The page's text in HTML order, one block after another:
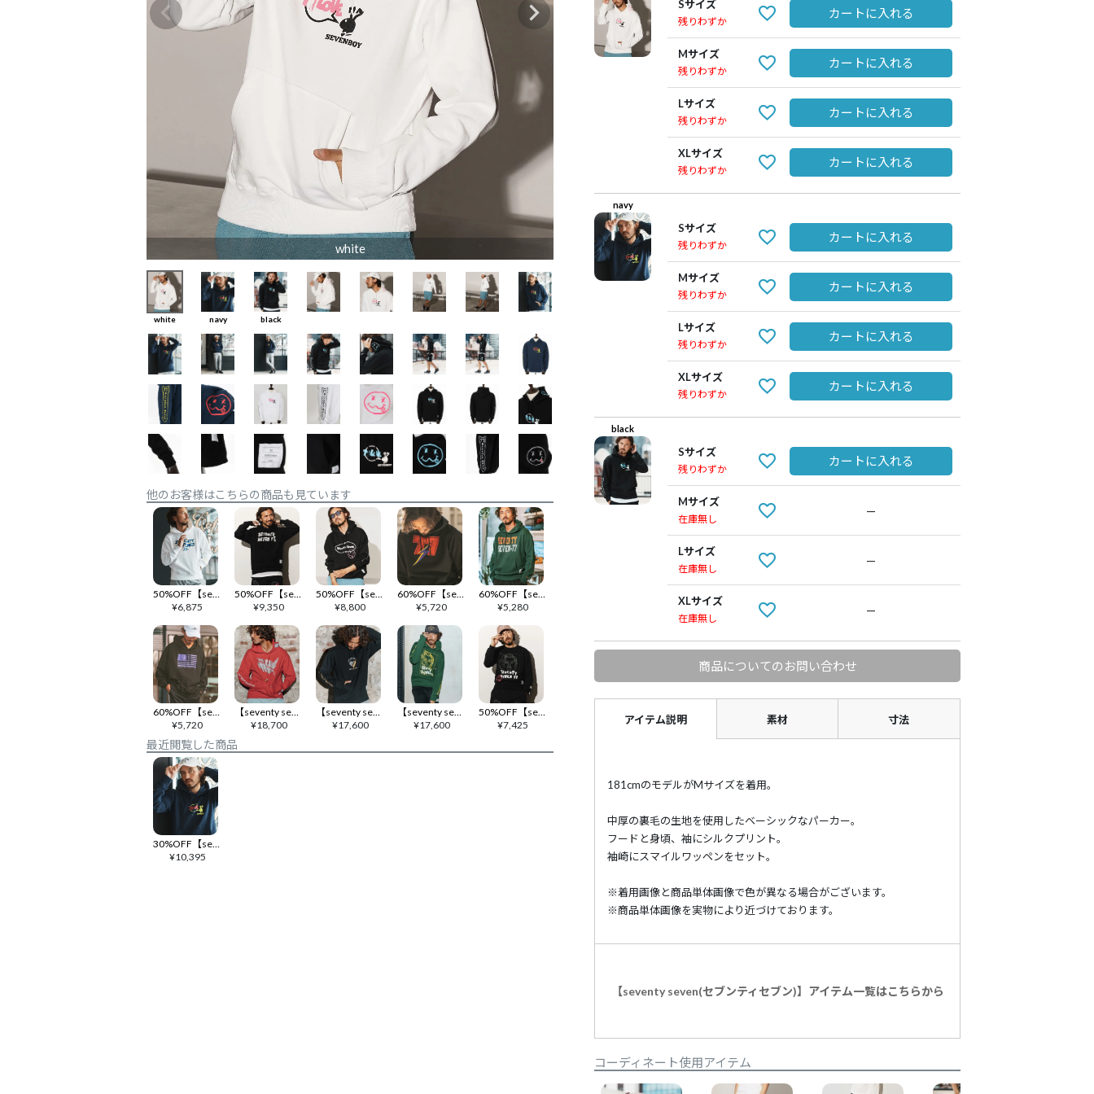
white navy
white navy black
他のお客様はこちらの商品も見ています
50%OFF【seventy seven(セブンティセブン)】middle onz sweat P-O hoodie（77universe) パーカー(7725S160)
¥6,875
50%OFF【seventy seven(セブンティセブン)】heavy onz sweat P-O hoodie (77funny) パーカー(7725S230)
¥9,350
50%OFF【seventy seven(セブンティセブン)】middle onz over size sweat P-O hoodie（77delicious) パーカー(7725S180)
¥8,800
60%OFF【seventy seven(セブンティセブン)】middle onz sweat P-O hoodie (thunder) パーカー(7724S200)
¥5,720
60%OFF【seventy seven(セブンティセブン)】middle onz sweat P-O hoodie (college) パーカー(7724W200)
¥5,280
60%OFF【seventy seven(セブンティセブン)】middle onz over size sweat P-O hoodie（flag) パーカー(7724W100)
¥5,720
【seventy seven(セブンティセブン)】middle onz P-O parka(77continent) プルオーバーパーカー(7725W120)
¥18,700
【seventy seven(セブンティセブン)】middle onz P-O parka(77heart) プルオーバーパーカー(7725W180)
¥17,600
【seventy seven(セブンティセブン)】middle onz P-O parka(77LADY) プルオーバーパーカー(7725W110)
¥17,600
50%OFF【seventy seven(セブンティセブン)】middle onz sweat shirts (77LADY) スウェット(7725S130)
¥7,425
最近閲覧した商品
30%OFF【seventy seven(セブンティセブン)】middle onz sweat P-O hoodie (77rabbit) パーカー(7725S200)
¥10,395
Sサイズ
残りわずか
カートに入れる
Mサイズ
残りわずか
カートに入れる
Lサイズ
残りわずか
カートに入れる
XLサイズ
残りわずか
カートに入れる
navy
Sサイズ
残りわずか
カートに入れる
Mサイズ
残りわずか
カートに入れる
Lサイズ
残りわずか
カートに入れる
XLサイズ
残りわずか
カートに入れる
black
Sサイズ
残りわずか
カートに入れる
Mサイズ
在庫無し
—
Lサイズ
在庫無し
—
XLサイズ
在庫無し
—
商品についてのお問い合わせ
アイテム説明 素材 寸法
181cmのモデルがMサイズを着用。
中厚の裏毛の生地を使用したベーシックなパーカー。
フードと身頃、袖にシルクプリント。
袖崎にスマイルワッペンをセット。
※着用画像と商品単体画像で色が異なる場合がございます。
※商品単体画像を実物により近づけております。
【seventy seven(セブンティセブン)】アイテム一覧はこちらから
コーディネート使用アイテム